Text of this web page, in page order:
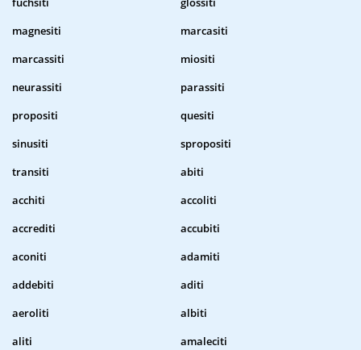
magnesiti
marcasiti
marcassiti
miositi
neurassiti
parassiti
propositi
quesiti
sinusiti
spropositi
transiti
abiti
acchiti
accoliti
accrediti
accubiti
aconiti
adamiti
addebiti
aditi
aeroliti
albiti
aliti
amaleciti